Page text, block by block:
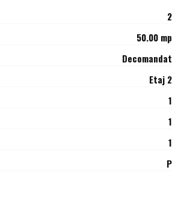
2
50.00 mp
Decomandat
Etaj 2
1
1
1
P